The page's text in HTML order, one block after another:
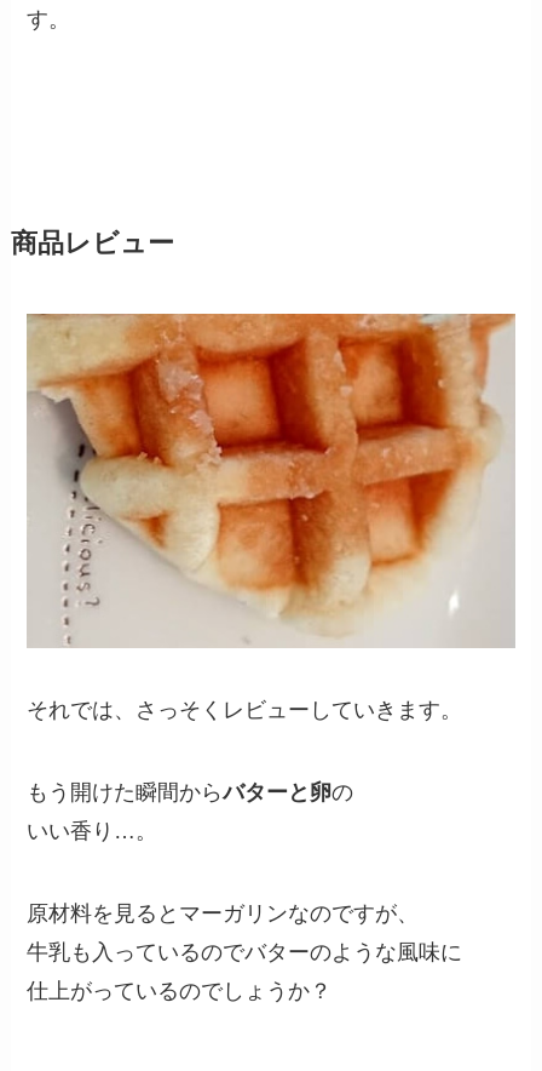
す。
商品レビュー
それでは、さっそくレビューしていきます。
もう開けた瞬間からバターと卵の
いい香り…。
原材料を見るとマーガリンなのですが、
牛乳も入っているのでバターのような風味に
仕上がっているのでしょうか？